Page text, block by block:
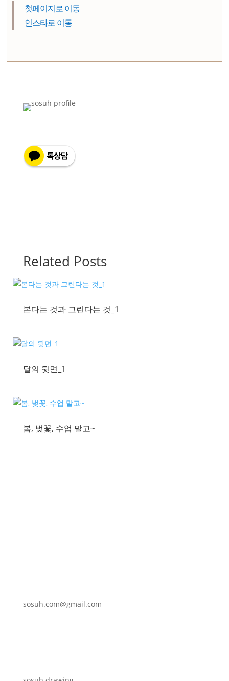
첫페이지로 이동
인스타로 이동
Related Posts
본다는 것과 그린다는 것_1
달의 뒷면_1
봄, 벚꽃, 수업 말고~
sosuh.com@gmail.com